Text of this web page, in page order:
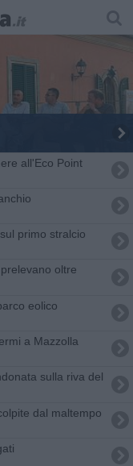
all'Eco Point
primo stralcio
oltre
eolico
a Mazzolla
sulla riva del
dal maltempo